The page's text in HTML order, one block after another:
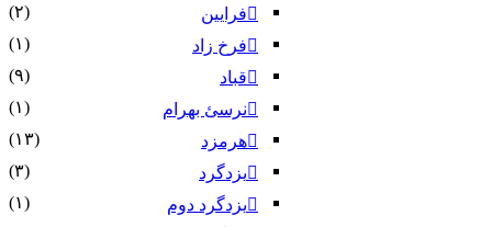
فرایین
(۲)
فرخ زاد
(۱)
قباد
(۹)
نرسئ بهرام‏
(۱)
هرمزد
(۱۳)
یزدگرد
(۳)
یزدگرد دوم
(۱)